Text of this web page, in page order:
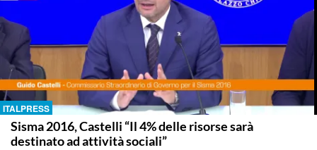
ITALPRESS
Sisma 2016, Castelli “Il 4% delle risorse sarà
destinato ad attività sociali”